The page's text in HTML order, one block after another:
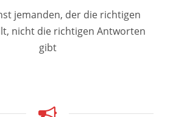
jemanden, der die richtigen
nicht die richtigen Antworten
gibt